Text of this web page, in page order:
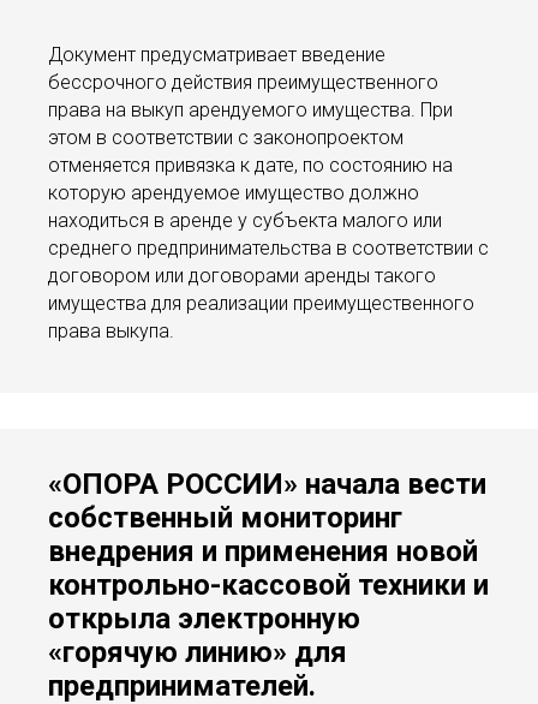
Документ предусматривает введение
бессрочного действия преимущественного
права на выкуп арендуемого имущества. При
этом в соответствии с законопроектом
отменяется привязка к дате, по состоянию на
которую арендуемое имущество должно
находиться в аренде у субъекта малого или
среднего предпринимательства в соответствии с
договором или договорами аренды такого
имущества для реализации преимущественного
права выкупа.
«ОПОРА РОССИИ» начала вести
собственный мониторинг
внедрения и применения новой
контрольно-кассовой техники и
открыла электронную
«горячую линию» для
предпринимателей.